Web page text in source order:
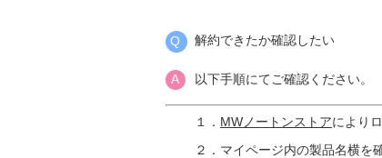
解約できたか確認したい
以下手順にてご確認ください。
１． MWノートンストアにより
２．マイページ内の製品名横を